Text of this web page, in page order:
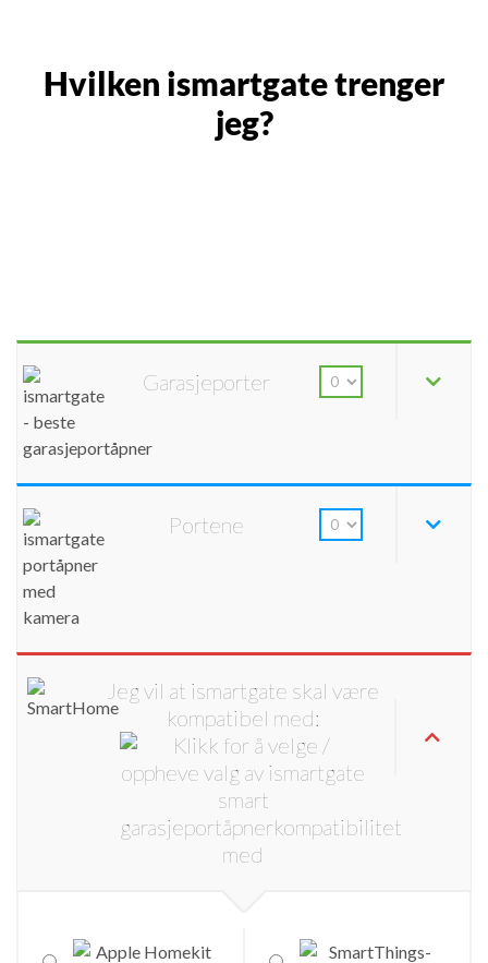
Hvilken ismartgate trenger
jeg?
Garasjeporter
Portene
Jeg vil at ismartgate skal være
kompatibel med: